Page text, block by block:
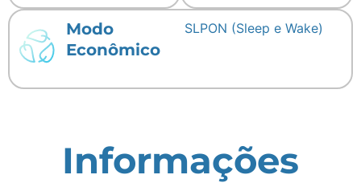
Modo
Econômico
SLPON (Sleep e Wake)
Informações